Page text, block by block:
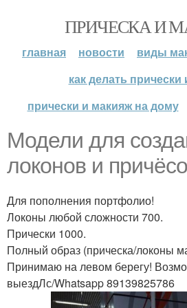
ПРИЧЕСКА И
главная новости
виды
как делать
прически и макияж на дому
Модели для
локонов и
Для пополнения портфолио!
Локоны любой сложности 700.
Прически 1000.
Полный образ (прическа/локоны
Принимаю на левом берегу!
выездЛс/Whatsapp 89139825786